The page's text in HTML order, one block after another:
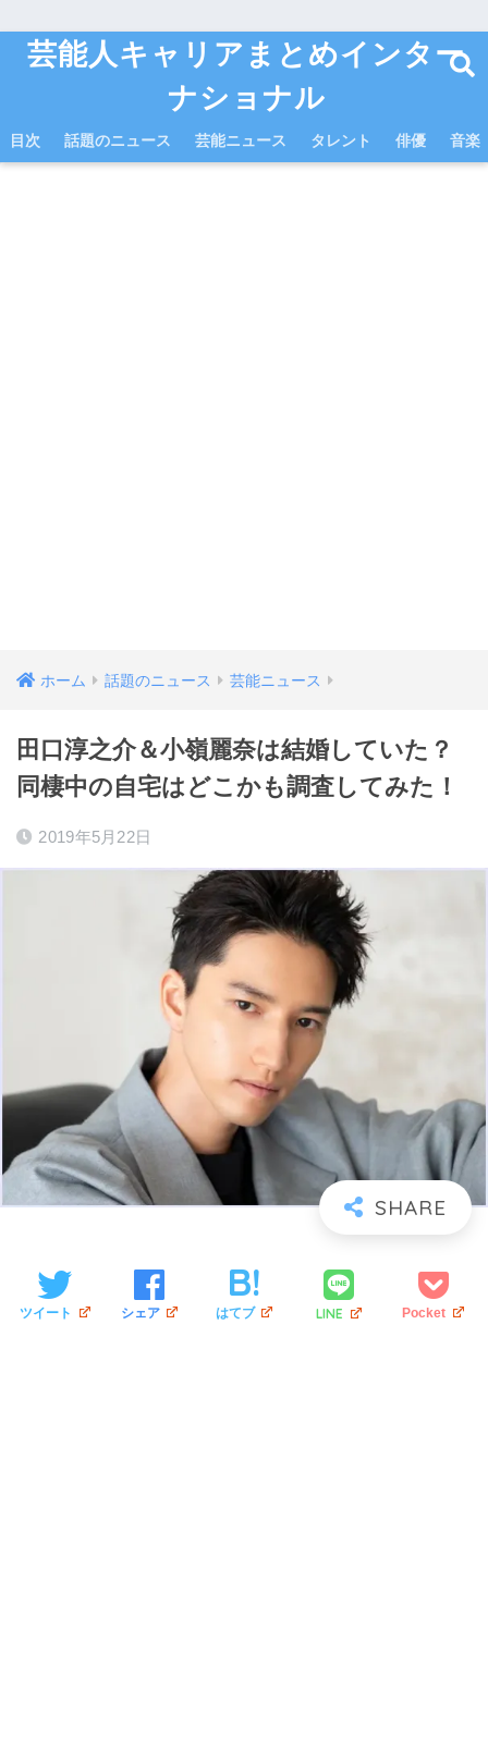
芸能人キャリアまとめインター
ナショナル
目次 話題のニュース 芸能ニュース タレント 俳優 音楽
ホーム 話題のニュース 芸能ニュース
田口淳之介＆小嶺麗奈は結婚していた？
同棲中の自宅はどこかも調査してみた！
2019年5月22日
ツイート シェア はてブ LINE Pocket